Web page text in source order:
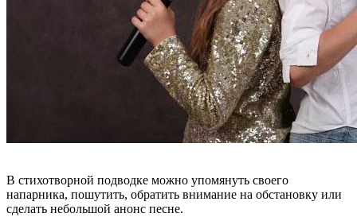
В стихотворной подводке можно упомянуть своего
напарника, пошутить, обратить внимание на обстановку или
сделать небольшой анонс песне.